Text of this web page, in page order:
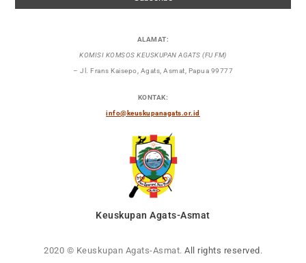
ALAMAT:
KOMISI KOMSOS KEUSKUPAN AGATS (FU FM)
– Jl. Frans Kaisepo, Agats, Asmat, Papua 99777
KONTAK:
info@keuskupanagats.or.id
Keuskupan Agats-Asmat
2020 © Keuskupan Agats-Asmat. All rights reserved .